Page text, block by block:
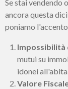
Se stai vendendo
ancora questa
poniamo
Impossibilità
mutui su
idonei
Valore